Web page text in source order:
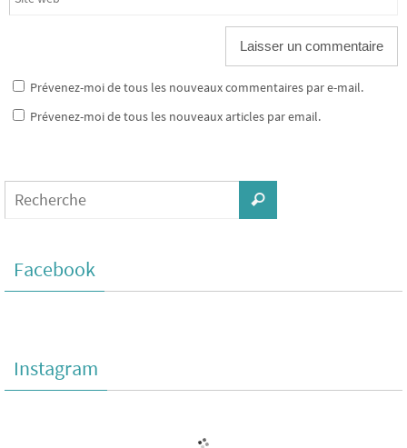
Prévenez-moi de tous les nouveaux commentaires par e-mail.
Prévenez-moi de tous les nouveaux articles par email.
Facebook
Instagram